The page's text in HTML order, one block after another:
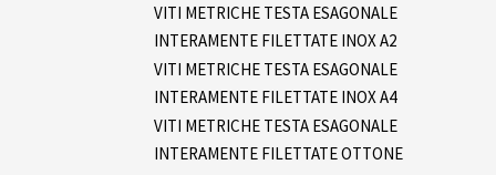
VITI METRICHE TESTA ESAGONALE
INTERAMENTE FILETTATE INOX A2
VITI METRICHE TESTA ESAGONALE
INTERAMENTE FILETTATE INOX A4
VITI METRICHE TESTA ESAGONALE
INTERAMENTE FILETTATE OTTONE